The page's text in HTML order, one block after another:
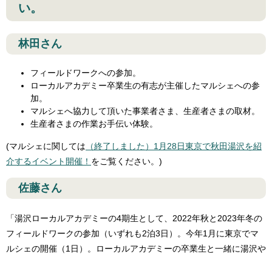
い。
林田さん
フィールドワークへの参加。
ローカルアカデミー卒業生の有志が主催したマルシェへの参
加。
マルシェへ協力して頂いた事業者さま、生産者さまの取材。
生産者さまの作業お手伝い体験。
(マルシェに関しては （終了しました）1月28日東京で秋田湯沢を紹
介するイベント開催！ をご覧ください。)
佐藤さん
「湯沢ローカルアカデミーの4期生として、2022年秋と2023年冬の
フィールドワークの参加（いずれも2泊3日）。今年1月に東京でマ
ルシェの開催（1日）。ローカルアカデミーの卒業生と一緒に湯沢や